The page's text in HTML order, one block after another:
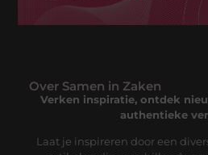
Over Samen in Zaken
Verken inspiratie, ontdek
authentieke
Laat je inspireren door een